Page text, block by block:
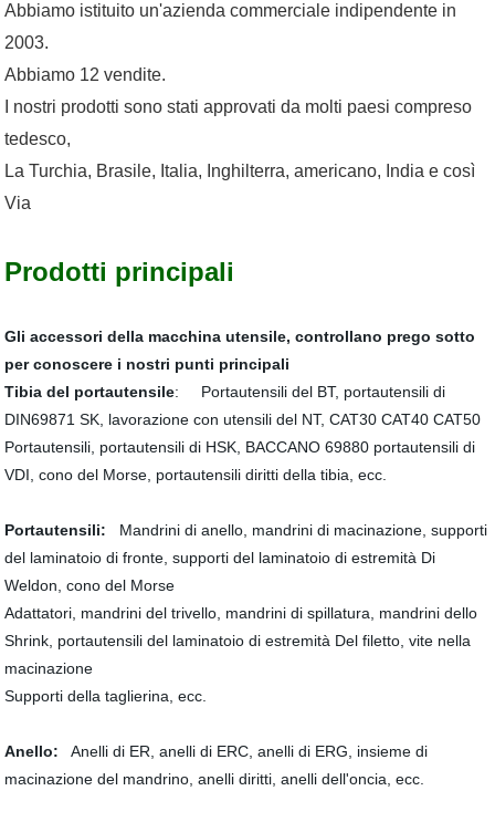
Abbiamo istituito un'azienda commerciale indipendente in
2003.
Abbiamo 12 vendite.
I nostri prodotti sono stati approvati da molti paesi compreso
tedesco,
La Turchia, Brasile, Italia, Inghilterra, americano, India e così
Via
Prodotti principali
Gli accessori della macchina utensile, controllano prego sotto
per conoscere i nostri punti principali
Tibia del portautensile: Portautensili del BT, portautensili di
DIN69871 SK, lavorazione con utensili del NT, CAT30 CAT40 CAT50
Portautensili, portautensili di HSK, BACCANO 69880 portautensili di
VDI, cono del Morse, portautensili diritti della tibia, ecc.
Portautensili:
Mandrini di anello, mandrini di macinazione, supporti
del laminatoio di fronte, supporti del laminatoio di estremità Di
Weldon, cono del Morse
Adattatori, mandrini del trivello, mandrini di spillatura, mandrini dello
Shrink, portautensili del laminatoio di estremità Del filetto, vite nella
macinazione
Supporti della taglierina, ecc.
Anello:
Anelli di ER, anelli di ERC, anelli di ERG, insieme di
macinazione del mandrino, anelli diritti, anelli dell'oncia, ecc.